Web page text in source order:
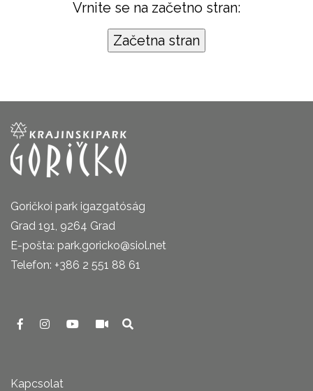
Vrnite se na začetno stran:
Goričkoi park igazgatóság
Grad 191, 9264 Grad
E-pošta: park.goricko@siol.net
Telefon: +386 2 551 88 61
Kapcsolat